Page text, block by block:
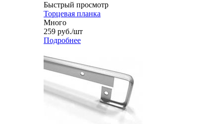
Быстрый просмотр
Торцевая планка
Много
259 руб./шт
Подробнее